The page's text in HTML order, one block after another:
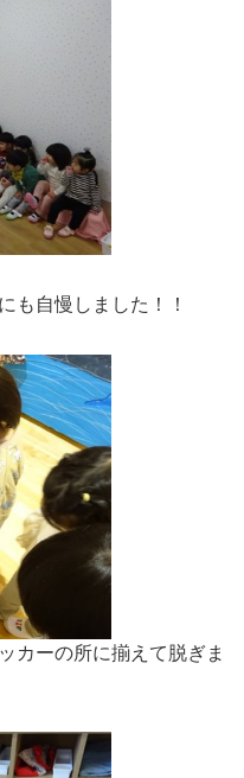
も自慢しました！！
カーの所に揃えて脱ぎま